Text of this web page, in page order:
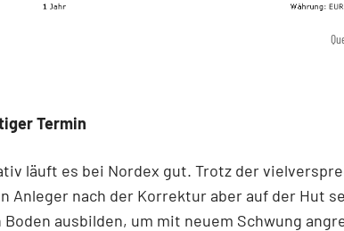
Termin
läuft es bei Nordex gut. Trotz der
Anleger nach der Korrektur aber auf der Hut
Boden ausbilden, um mit neuem Schwung